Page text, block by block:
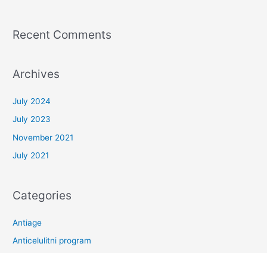
Recent Comments
Archives
July 2024
July 2023
November 2021
July 2021
Categories
Antiage
Anticelulitni program